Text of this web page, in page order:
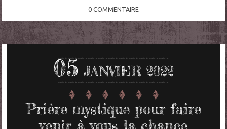
0 COMMENTAIRE
05 JANVIER 2022
Prière mystique pour faire